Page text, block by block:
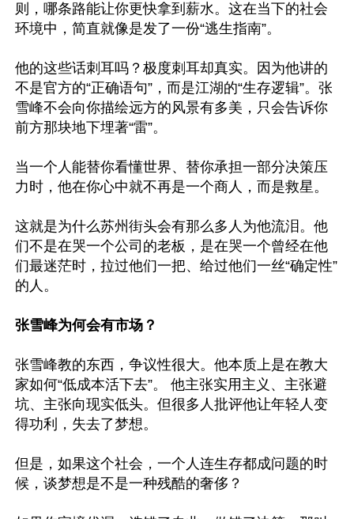
则，哪条路能让你更快拿到薪水。这在当下的社会
环境中，简直就像是发了一份“逃生指南”。
他的这些话刺耳吗？极度刺耳却真实。因为他讲的
不是官方的“正确语句”，而是江湖的“生存逻辑”。张
雪峰不会向你描绘远方的风景有多美，只会告诉你
前方那块地下埋著“雷”。
当一个人能替你看懂世界、替你承担一部分决策压
力时，他在你心中就不再是一个商人，而是救星。
这就是为什么苏州街头会有那么多人为他流泪。他
们不是在哭一个公司的老板，是在哭一个曾经在他
们最迷茫时，拉过他们一把、给过他们一丝“确定性”
的人。
张雪峰为何会有市场？
张雪峰教的东西，争议性很大。他本质上是在教大
家如何“低成本活下去”。 他主张实用主义、主张避
坑、主张向现实低头。但很多人批评他让年轻人变
得功利，失去了梦想。
但是，如果这个社会，一个人连生存都成问题的时
候，谈梦想是不是一种残酷的奢侈？